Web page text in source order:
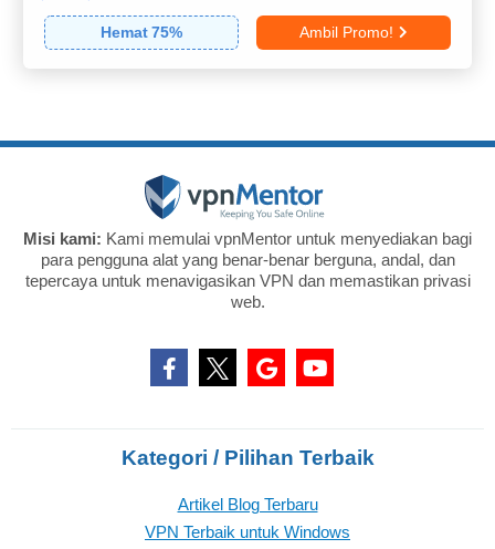
Hemat75% Ambil Promo!
Misi kami: Kami memulai vpnMentor untuk menyediakan bagi
para pengguna alat yang benar-benar berguna, andal, dan
tepercaya untuk menavigasikan VPN dan memastikan privasi
web.
Kategori / Pilihan Terbaik
Artikel Blog Terbaru
VPN Terbaik untuk Windows